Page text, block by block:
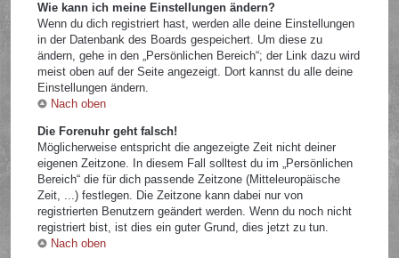
Wie kann ich meine Einstellungen ändern?
Wenn du dich registriert hast, werden alle deine Einstellungen
in der Datenbank des Boards gespeichert. Um diese zu
ändern, gehe in den „Persönlichen Bereich“; der Link dazu wird
meist oben auf der Seite angezeigt. Dort kannst du alle deine
Einstellungen ändern.
Nach oben
Die Forenuhr geht falsch!
Möglicherweise entspricht die angezeigte Zeit nicht deiner
eigenen Zeitzone. In diesem Fall solltest du im „Persönlichen
Bereich“ die für dich passende Zeitzone (Mitteleuropäische
Zeit, ...) festlegen. Die Zeitzone kann dabei nur von
registrierten Benutzern geändert werden. Wenn du noch nicht
registriert bist, ist dies ein guter Grund, dies jetzt zu tun.
Nach oben